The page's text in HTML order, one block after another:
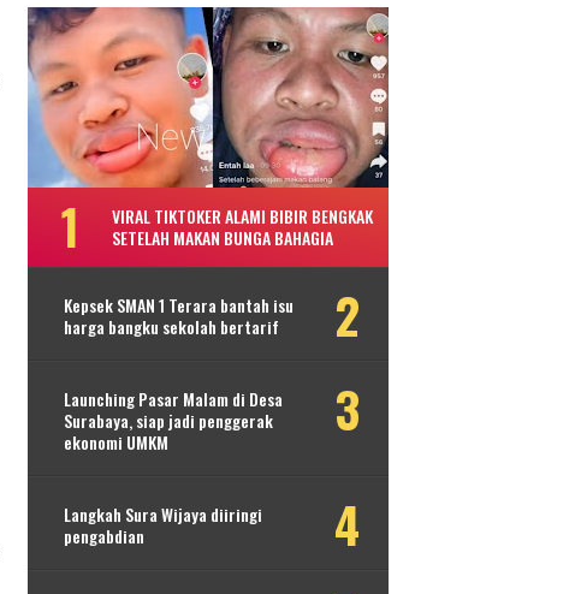
VIRAL TIKTOKER ALAMI BIBIR BENGKAK
SETELAH MAKAN BUNGA BAHAGIA
Kepsek SMAN 1 Terara bantah isu
harga bangku sekolah bertarif
Launching Pasar Malam di Desa
Surabaya, siap jadi penggerak
ekonomi UMKM
Langkah Sura Wijaya diiringi
pengabdian